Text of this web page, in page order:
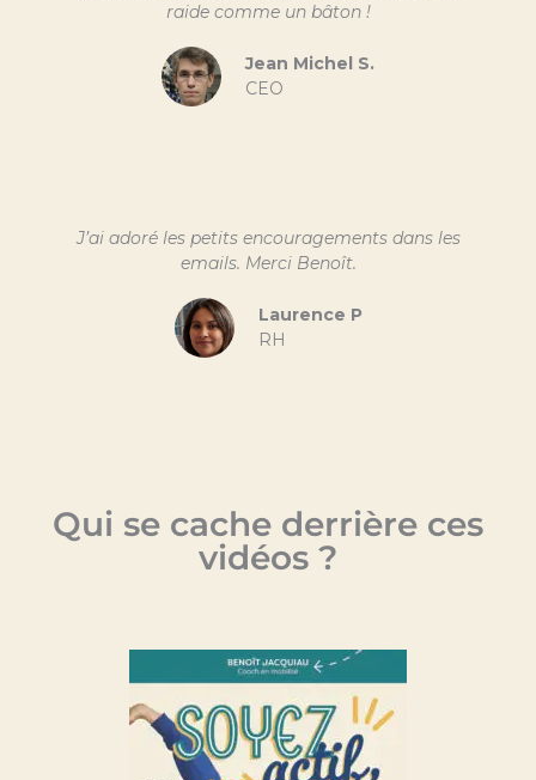
raide comme un bâton !
Jean Michel S.
CEO
J’ai adoré les petits encouragements dans les
emails. Merci Benoît.
Laurence P
RH
Qui se cache derrière ces
vidéos ?